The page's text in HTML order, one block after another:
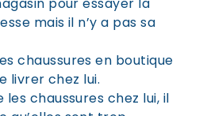
mais il n’y a pas sa
chaussures en boutique
livrer chez lui.
les chaussures chez lui, il